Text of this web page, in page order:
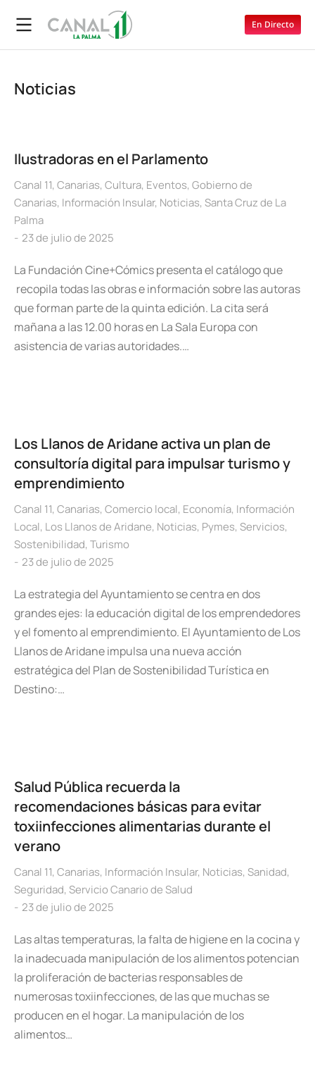
En Directo
Noticias
Ilustradoras en el Parlamento
Canal 11, Canarias, Cultura, Eventos, Gobierno de
Canarias, Información Insular, Noticias, Santa Cruz de La
Palma
23 de julio de 2025
La Fundación Cine+Cómics presenta el catálogo que
recopila todas las obras e información sobre las autoras
que forman parte de la quinta edición. La cita será
mañana a las 12.00 horas en La Sala Europa con
asistencia de varias autoridades.…
Los Llanos de Aridane activa un plan de
consultoría digital para impulsar turismo y
emprendimiento
Canal 11, Canarias, Comercio local, Economía, Información
Local, Los Llanos de Aridane, Noticias, Pymes, Servicios,
Sostenibilidad, Turismo
23 de julio de 2025
La estrategia del Ayuntamiento se centra en dos
grandes ejes: la educación digital de los emprendedores
y el fomento al emprendimiento. El Ayuntamiento de Los
Llanos de Aridane impulsa una nueva acción
estratégica del Plan de Sostenibilidad Turística en
Destino:…
Salud Pública recuerda la
recomendaciones básicas para evitar
toxiinfecciones alimentarias durante el
verano
Canal 11, Canarias, Información Insular, Noticias, Sanidad,
Seguridad, Servicio Canario de Salud
23 de julio de 2025
Las altas temperaturas, la falta de higiene en la cocina y
la inadecuada manipulación de los alimentos potencian
la proliferación de bacterias responsables de
numerosas toxiinfecciones, de las que muchas se
producen en el hogar. La manipulación de los
alimentos…